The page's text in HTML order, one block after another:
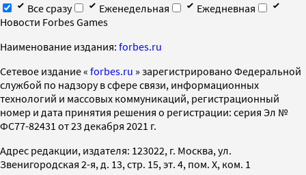
Все сразу
Еженедельная
Ежедневная
Новости Forbes Games
Наименование издания: forbes.ru
Cетевое издание « forbes.ru » зарегистрировано Федеральной
службой по надзору в сфере связи, информационных
технологий и массовых коммуникаций, регистрационный
номер и дата принятия решения о регистрации: серия Эл №
ФС77-82431 от 23 декабря 2021 г.
Адрес редакции, издателя: 123022, г. Москва, ул.
Звенигородская 2-я, д. 13, стр. 15, эт. 4, пом. X, ком. 1